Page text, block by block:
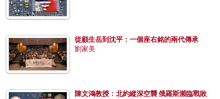
從顧生岳到沈平：一個座右銘的兩代傳承
劉家美
陳文鴻教授：北約縱深空襲 俄羅斯瀕臨戰敗